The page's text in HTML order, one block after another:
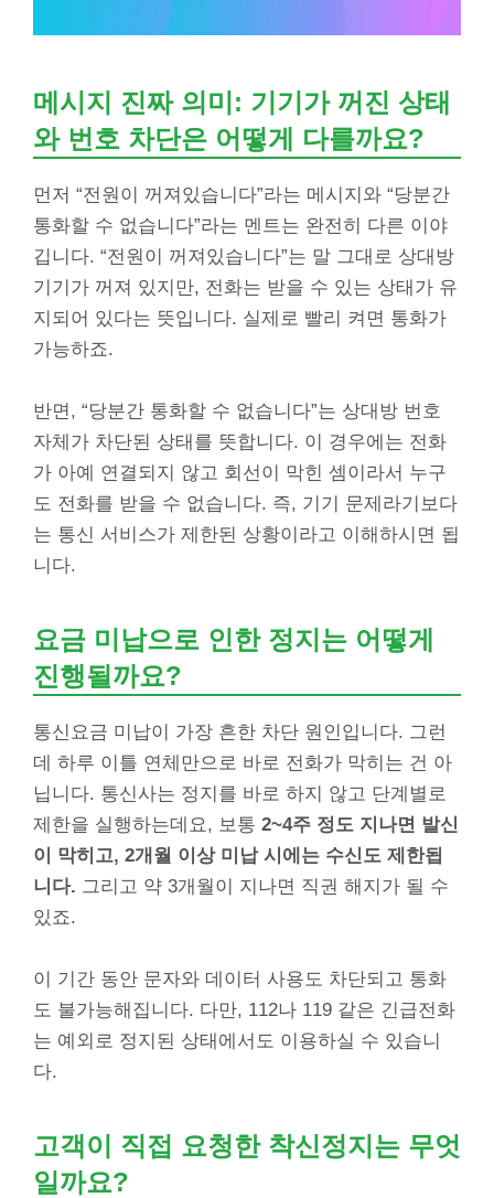
메시지 진짜 의미: 기기가 꺼진 상태
와 번호 차단은 어떻게 다를까요?
먼저 “전원이 꺼져있습니다”라는 메시지와 “당분간
통화할 수 없습니다”라는 멘트는 완전히 다른 이야
깁니다. “전원이 꺼져있습니다”는 말 그대로 상대방
기기가 꺼져 있지만, 전화는 받을 수 있는 상태가 유
지되어 있다는 뜻입니다. 실제로 빨리 켜면 통화가
가능하죠.
반면, “당분간 통화할 수 없습니다”는 상대방 번호
자체가 차단된 상태를 뜻합니다. 이 경우에는 전화
가 아예 연결되지 않고 회선이 막힌 셈이라서 누구
도 전화를 받을 수 없습니다. 즉, 기기 문제라기보다
는 통신 서비스가 제한된 상황이라고 이해하시면 됩
니다.
요금 미납으로 인한 정지는 어떻게
진행될까요?
통신요금 미납이 가장 흔한 차단 원인입니다. 그런
데 하루 이틀 연체만으로 바로 전화가 막히는 건 아
닙니다. 통신사는 정지를 바로 하지 않고 단계별로
제한을 실행하는데요, 보통 2~4주 정도 지나면 발신
이 막히고, 2개월 이상 미납 시에는 수신도 제한됩
니다. 그리고 약 3개월이 지나면 직권 해지가 될 수
있죠.
이 기간 동안 문자와 데이터 사용도 차단되고 통화
도 불가능해집니다. 다만, 112나 119 같은 긴급전화
는 예외로 정지된 상태에서도 이용하실 수 있습니
다.
고객이 직접 요청한 착신정지는 무엇
일까요?